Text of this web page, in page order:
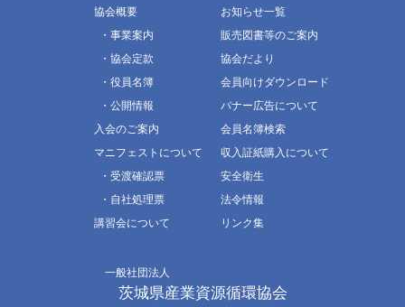
一般社団法人
茨城県産業資源循環協会
協会概要
・事業案内
・協会定款
・役員名簿
・公開情報
入会のご案内
マニフェストについて
・受渡確認票
・自社処理票
講習会について
お知らせ一覧
販売図書等のご案内
協会だより
会員向けダウンロード
バナー広告について
会員名簿検索
収入証紙購入について
安全衛生
法令情報
リンク集